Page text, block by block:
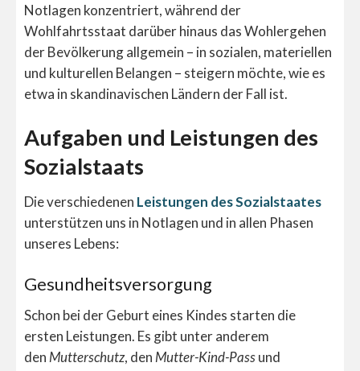
Notlagen konzentriert, während der
Wohlfahrtsstaat darüber hinaus das Wohlergehen
der Bevölkerung allgemein – in sozialen, materiellen
und kulturellen Belangen – steigern möchte, wie es
etwa in skandinavischen Ländern der Fall ist.
Aufgaben und Leistungen des
Sozialstaats
Die verschiedenen Leistungen des Sozialstaates
unterstützen uns in Notlagen und in allen Phasen
unseres Lebens:
Gesundheitsversorgung
Schon bei der Geburt eines Kindes starten die
ersten Leistungen. Es gibt unter anderem
den Mutterschutz, den Mutter-Kind-Passund